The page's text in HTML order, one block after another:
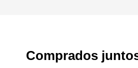
Comprados